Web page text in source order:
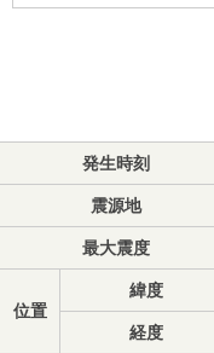
発生時刻
震源地
最大震度
位置
緯度
経度